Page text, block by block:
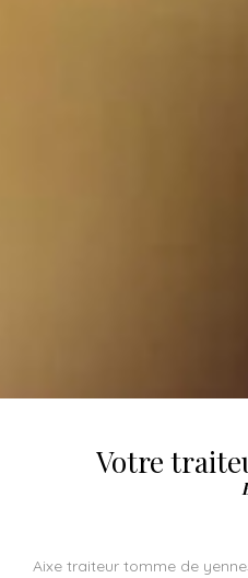
Votre
aixe traiteur tomme de